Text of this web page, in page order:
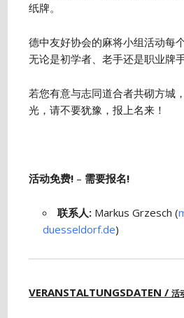
纸牌。
德中友好协会的麻将小组活动每
无论是初学者、老手还是职业牌
若您有意与志同道合者共砌方城
光，请不要犹豫，报上名来！
活动免费! – 需要报名!
联系人: Markus Grzesch (
duesseldorf.de)
VERANSTALTUNGSDATEN /活